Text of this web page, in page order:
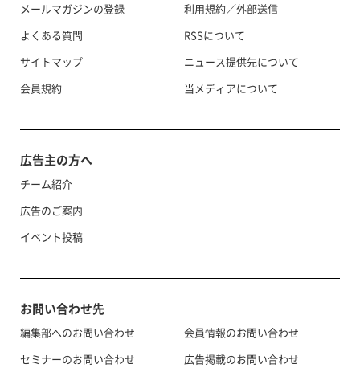
メールマガジンの登録
よくある質問
サイトマップ
会員規約
利用規約／外部送信
RSSについて
ニュース提供先について
当メディアについて
広告主の方へ
チーム紹介
広告のご案内
イベント投稿
お問い合わせ先
編集部へのお問い合わせ
セミナーのお問い合わせ
会員情報のお問い合わせ
広告掲載のお問い合わせ